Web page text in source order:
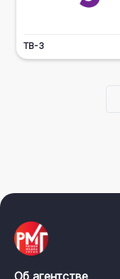
ТВ-3
Об агентстве